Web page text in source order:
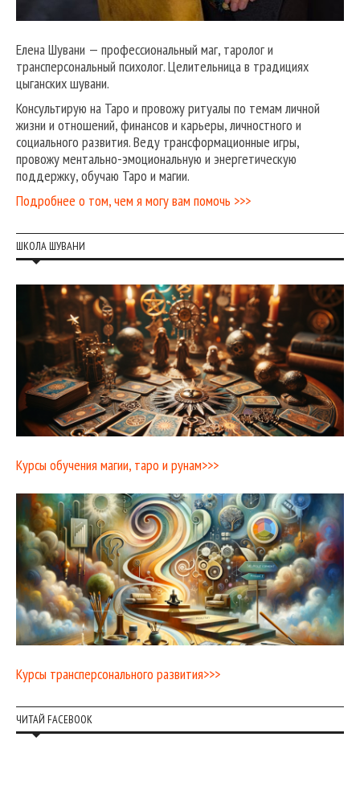
Елена Шувани — профессиональный маг, таролог и
трансперсональный психолог. Целительница в традициях
цыганских шувани.
Консультирую на Таро и провожу ритуалы по темам личной
жизни и отношений, финансов и карьеры, личностного и
социального развития. Веду трансформационные игры,
провожу ментально-эмоциональную и энергетическую
поддержку, обучаю Таро и магии.
Подробнее о том, чем я могу вам помочь >>>
ШКОЛА ШУВАНИ
Курсы обучения магии, таро и рунам>>>
Курсы трансперсонального развития>>>
ЧИТАЙ FACEBOOK